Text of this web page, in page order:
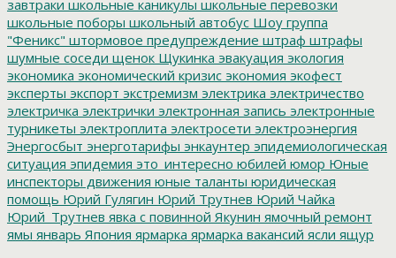
завтраки школьные каникулы школьные перевозки
школьные поборы школьный автобус Шоу группа
"Феникс" штормовое предупреждение штраф штрафы
шумные соседи щенок Щукинка эвакуация экология
экономика экономический кризис экономия экофест
эксперты экспорт экстремизм электрика электричество
электричка электрички электронная запись электронные
турникеты электроплита электросети электроэнергия
Энергосбыт энерготарифы энкаунтер эпидемиологическая
ситуация эпидемия это_интересно юбилей юмор Юные
инспекторы движения юные таланты юридическая
помощь Юрий Гулягин Юрий Трутнев Юрий Чайка
Юрий_Трутнев явка с повинной Якунин ямочный ремонт
ямы январь Япония ярмарка ярмарка вакансий ясли ящур